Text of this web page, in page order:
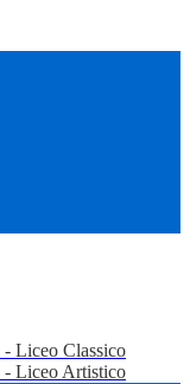
- Liceo Classico
- Liceo Artistico